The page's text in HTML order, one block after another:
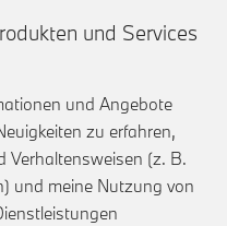
und Services
und Angebote
zu erfahren,
Verhaltensweisen (z. B.
und meine Nutzung von